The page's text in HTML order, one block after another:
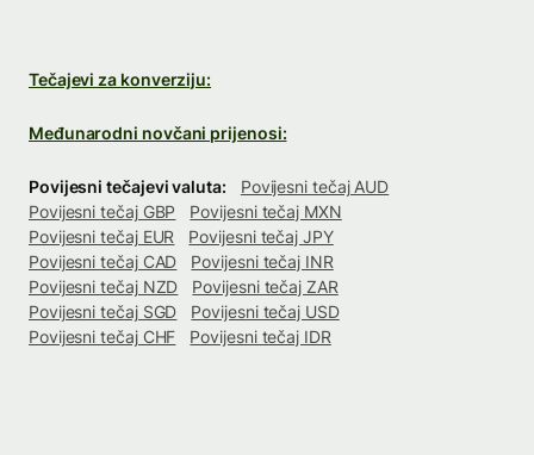
Tečajevi za konverziju:
Međunarodni novčani prijenosi:
Povijesni tečajevi valuta:
Povijesni tečaj AUD
Povijesni tečaj GBP
Povijesni tečaj MXN
Povijesni tečaj EUR
Povijesni tečaj JPY
Povijesni tečaj CAD
Povijesni tečaj INR
Povijesni tečaj NZD
Povijesni tečaj ZAR
Povijesni tečaj SGD
Povijesni tečaj USD
Povijesni tečaj CHF
Povijesni tečaj IDR